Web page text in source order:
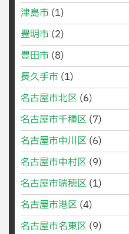
津島市 (1)
豊明市 (2)
豊田市 (8)
長久手市 (1)
名古屋市北区 (6)
名古屋市千種区 (7)
名古屋市中川区 (6)
名古屋市中村区 (9)
名古屋市瑞穂区 (1)
名古屋市港区 (4)
名古屋市名東区 (9)